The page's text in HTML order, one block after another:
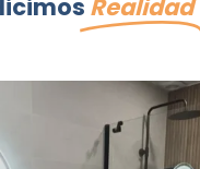
Realidad